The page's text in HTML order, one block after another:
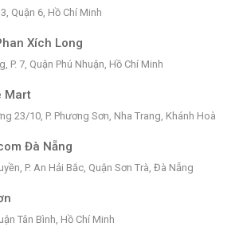
Quận 6, Hồ Chí Minh
Xích Long
P. 7, Quận Phú Nhuận, Hồ Chí Minh
Mart
23/10, P. Phương Sơn, Nha Trang, Khánh Hoà
Đà Nẵng
P. An Hải Bắc, Quận Sơn Trà, Đà Nẵng
Tân Bình, Hồ Chí Minh